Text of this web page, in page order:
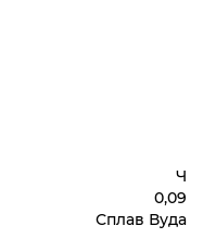
Ч
0,09
Сплав Вуда